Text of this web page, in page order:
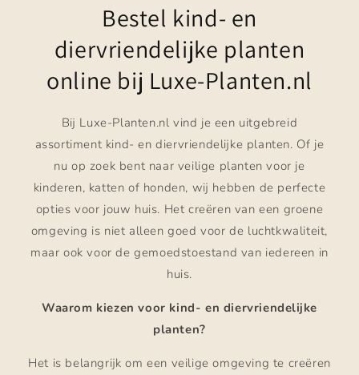
Bestel kind- en
diervriendelijke planten
online bij Luxe-Planten.nl
Bij Luxe-Planten.nl vind je een uitgebreid
assortiment kind- en diervriendelijke planten. Of je
nu op zoek bent naar veilige planten voor je
kinderen, katten of honden, wij hebben de perfecte
opties voor jouw huis. Het creëren van een groene
omgeving is niet alleen goed voor de luchtkwaliteit,
maar ook voor de gemoedstoestand van iedereen in
huis.
Waarom kiezen voor kind- en diervriendelijke
planten?
Het is belangrijk om een veilige omgeving te creëren